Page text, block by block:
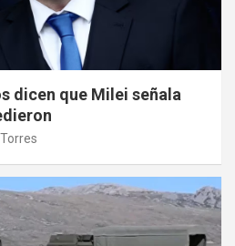
dicen que Milei señala